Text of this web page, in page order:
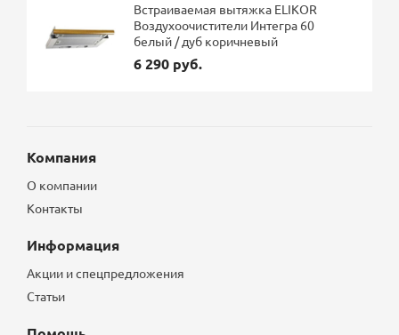
Встраиваемая вытяжка ELIKOR
Воздухоочистители Интегра 60
белый / дуб коричневый
6 290 руб.
Компания
О компании
Контакты
Информация
Акции и спецпредложения
Статьи